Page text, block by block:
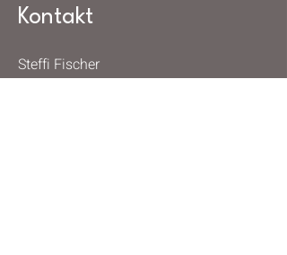
Kontakt
Steffi Fischer